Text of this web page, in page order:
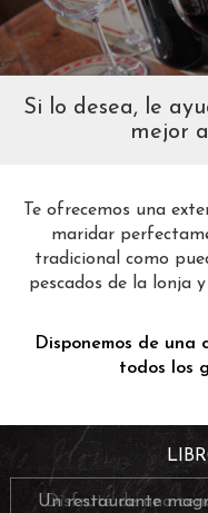
Si lo desea, le
mejor
Te ofrecemos una
maridar
tradicional como
pescados de la lonja
Disponemos de
todos los
Un restaurante